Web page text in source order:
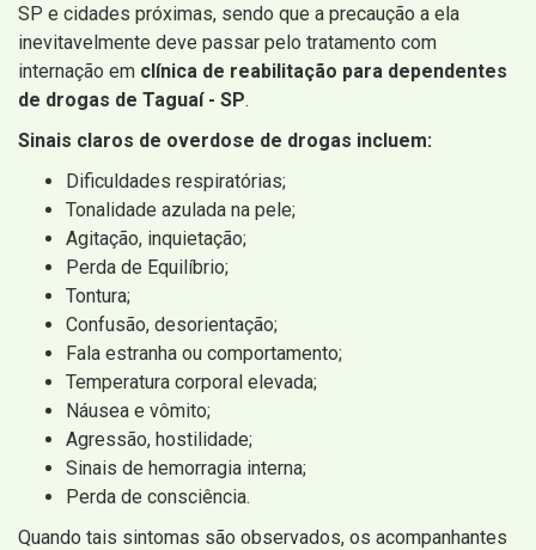
SP e cidades próximas, sendo que a precaução a ela
inevitavelmente deve passar pelo tratamento com
internação em clínica de reabilitação para dependentes
de drogas de Taguaí - SP.
Sinais claros de overdose de drogas incluem:
Dificuldades respiratórias;
Tonalidade azulada na pele;
Agitação, inquietação;
Perda de Equilíbrio;
Tontura;
Confusão, desorientação;
Fala estranha ou comportamento;
Temperatura corporal elevada;
Náusea e vômito;
Agressão, hostilidade;
Sinais de hemorragia interna;
Perda de consciência.
Quando tais sintomas são observados, os acompanhantes